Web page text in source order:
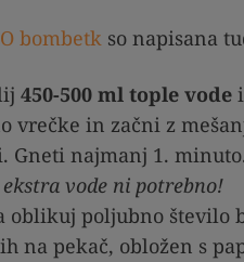
bombetk so napisana
450-500 ml tople vode
vrečke in začni z
Gneti najmanj 1.
vode ni potrebno!
oblikuj poljubno
na pekač, obložen s